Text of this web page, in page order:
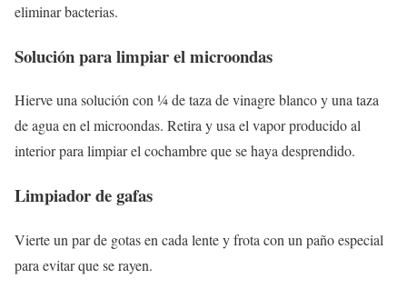
eliminar bacterias.
Solución para limpiar el microondas
Hierve una solución con ¼ de taza de vinagre blanco y una taza
de agua en el microondas. Retira y usa el vapor producido al
interior para limpiar el cochambre que se haya desprendido.
Limpiador de gafas
Vierte un par de gotas en cada lente y frota con un paño especial
para evitar que se rayen.